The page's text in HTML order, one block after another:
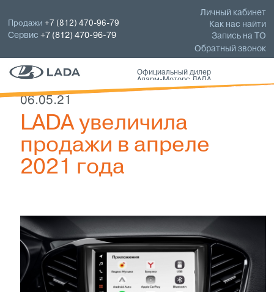
Личный кабинет
Как нас найти
Запись на ТО
Обратный звонок
Продажи+7 (812) 470-96-79
Сервис+7 (812) 470-96-79
Официальный дилер
Аларм-Моторс ЛАДА
06.05.21
LADA увеличила
продажи в апреле
2021 года